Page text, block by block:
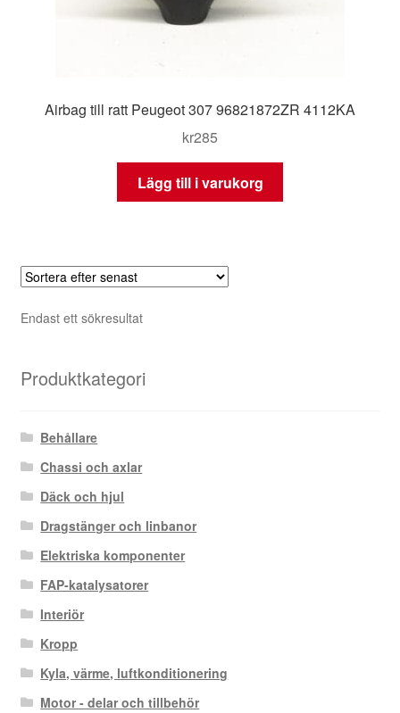
Airbag till ratt Peugeot 307 96821872ZR 4112KA
kr285
Lägg till i varukorg
Endast ett sökresultat
Produktkategori
Behållare
Chassi och axlar
Däck och hjul
Dragstänger och linbanor
Elektriska komponenter
FAP-katalysatorer
Interiör
Kropp
Kyla, värme, luftkonditionering
Motor - delar och tillbehör